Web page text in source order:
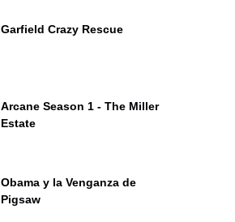
Garfield Crazy Rescue
Arcane Season 1 - The Miller
Estate
Obama y la Venganza de
Pigsaw